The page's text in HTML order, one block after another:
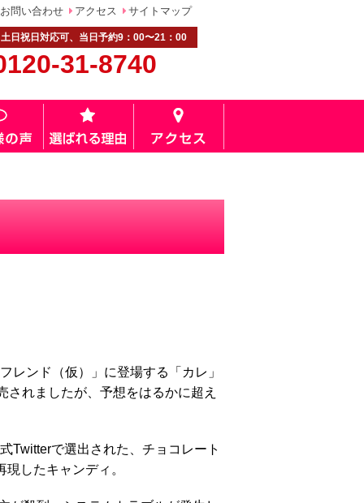
お問い合わせ アクセス サイトマップ
日祝日対応可、当日予約9：00〜21：00
31-8740
レンド（仮）」に登場する「カレ」
れましたが、予想をはるかに超え
で選出された、チョコレート
したキャンディ。